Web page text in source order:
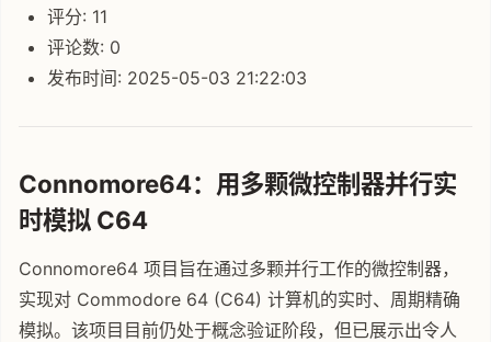
评分: 11
评论数: 0
发布时间: 2025-05-03 21:22:03
Connomore64：用多颗微控制器并行实
时模拟 C64
Connomore64 项目旨在通过多颗并行工作的微控制器，
实现对 Commodore 64 (C64) 计算机的实时、周期精确
模拟。该项目目前仍处于概念验证阶段，但已展示出令人